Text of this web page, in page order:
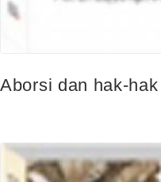
Aborsi dan hak-